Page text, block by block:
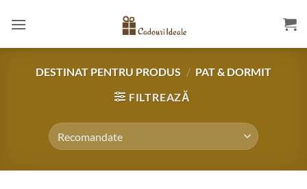
DESTINAT PENTRU PRODUS / PAT & DORMIT
FILTREAZĂ